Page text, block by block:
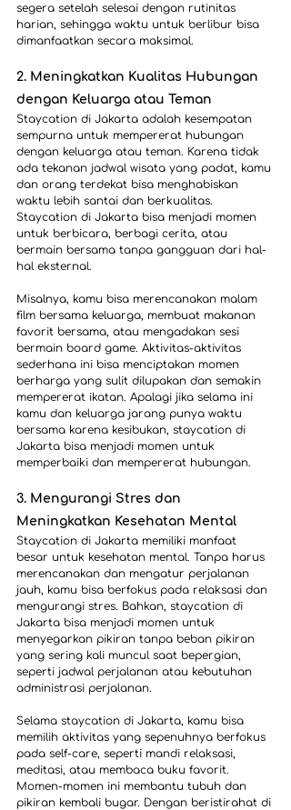
segera setelah selesai dengan rutinitas
harian, sehingga waktu untuk berlibur bisa
dimanfaatkan secara maksimal.
2. Meningkatkan Kualitas Hubungan
dengan Keluarga atau Teman
Staycation di Jakarta adalah kesempatan
sempurna untuk mempererat hubungan
dengan keluarga atau teman. Karena tidak
ada tekanan jadwal wisata yang padat, kamu
dan orang terdekat bisa menghabiskan
waktu lebih santai dan berkualitas.
Staycation di Jakarta bisa menjadi momen
untuk berbicara, berbagi cerita, atau
bermain bersama tanpa gangguan dari hal-
hal eksternal.
Misalnya, kamu bisa merencanakan malam
film bersama keluarga, membuat makanan
favorit bersama, atau mengadakan sesi
bermain board game. Aktivitas-aktivitas
sederhana ini bisa menciptakan momen
berharga yang sulit dilupakan dan semakin
mempererat ikatan. Apalagi jika selama ini
kamu dan keluarga jarang punya waktu
bersama karena kesibukan, staycation di
Jakarta bisa menjadi momen untuk
memperbaiki dan mempererat hubungan.
3. Mengurangi Stres dan
Meningkatkan Kesehatan Mental
Staycation di Jakarta memiliki manfaat
besar untuk kesehatan mental. Tanpa harus
merencanakan dan mengatur perjalanan
jauh, kamu bisa berfokus pada relaksasi dan
mengurangi stres. Bahkan, staycation di
Jakarta bisa menjadi momen untuk
menyegarkan pikiran tanpa beban pikiran
yang sering kali muncul saat bepergian,
seperti jadwal perjalanan atau kebutuhan
administrasi perjalanan.
Selama staycation di Jakarta, kamu bisa
memilih aktivitas yang sepenuhnya berfokus
pada self-care, seperti mandi relaksasi,
meditasi, atau membaca buku favorit.
Momen-momen ini membantu tubuh dan
pikiran kembali bugar. Dengan beristirahat di